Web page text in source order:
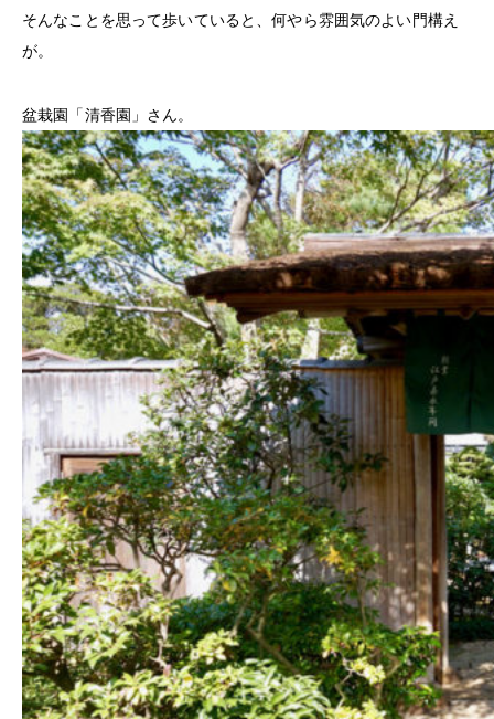
そんなことを思って歩いていると、何やら雰囲気のよい門構え
が。
盆栽園「清香園」さん。